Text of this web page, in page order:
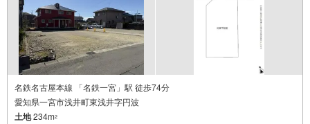
名鉄名古屋本線 「名鉄一宮」駅 徒歩74分
愛知県一宮市浅井町東浅井字円波
土地234m2